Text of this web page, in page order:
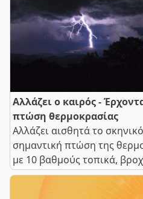
Αλλάζει ο καιρός -
πτώση θερμοκρασίας
Αλλάζει αισθητά το
σημαντική πτώση της
με 10 βαθμούς τοπικά,